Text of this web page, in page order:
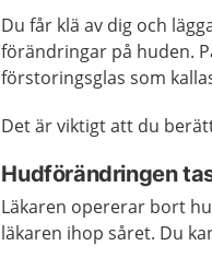
Du får klä av dig och
förändringar på huden.
förstoringsglas som
Det är viktigt att du
Hudförändringen
Läkaren opererar bort
läkaren ihop såret. Du